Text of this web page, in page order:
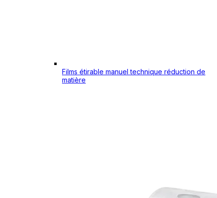
Films étirable manuel technique réduction de
matière